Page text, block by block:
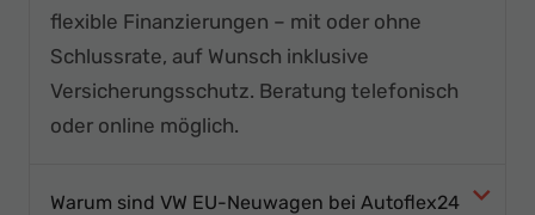
flexible Finanzierungen – mit oder ohne
Schlussrate, auf Wunsch inklusive
Versicherungsschutz. Beratung telefonisch
oder online möglich.
Warum sind VW EU-Neuwagen bei Autoflex24